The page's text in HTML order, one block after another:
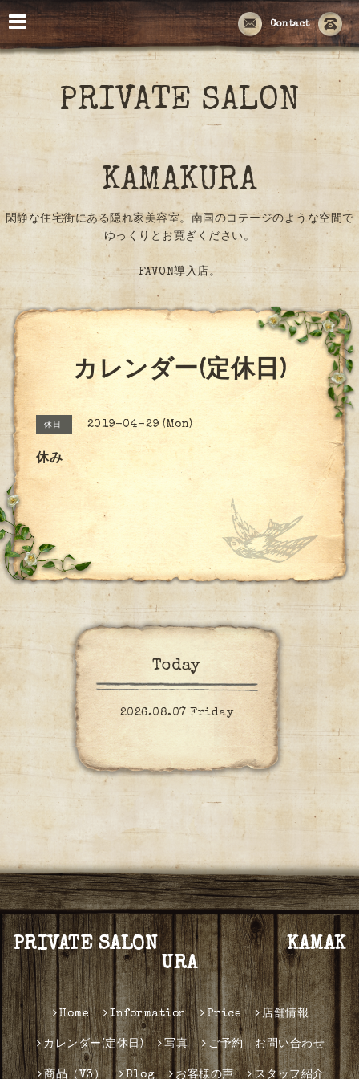
Contact
PRIVATE SALON
KAMAKURA
閑静な住宅街にある隠れ家美容室。南国のコテージのような空間で
ゆっくりとお寛ぎください。
FAVON導入店。
カレンダー(定休日)
休日 2019-04-29 (Mon)
休み
Today
2026.08.07 Friday
PRIVATE SALON KAMAK
URA
Home Information Price 店舗情報
カレンダー(定休日) 写真 ご予約 お問い合わせ
商品（V3） Blog お客様の声 スタッフ紹介